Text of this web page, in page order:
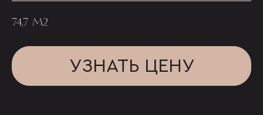
74,7 М2
УЗНАТЬ ЦЕНУ